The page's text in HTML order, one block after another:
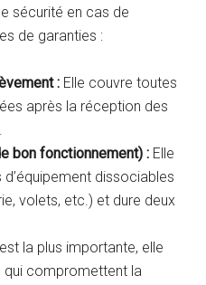
sécurité en cas de
de garanties :
: Elle couvre toutes
après la réception des
bon fonctionnement) : Elle
dissociables
volets, etc.) et dure deux
la plus importante, elle
compromettent la